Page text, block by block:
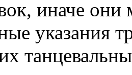
иначе
указания